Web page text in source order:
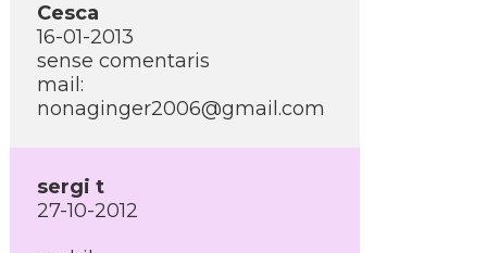
Cesca
16-01-2013
sense comentaris
mail:
nonaginger2006@gmail.com
sergi t
27-10-2012